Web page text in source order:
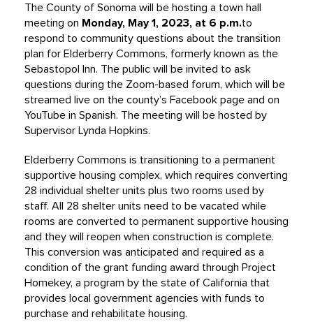
The County of Sonoma will be hosting a town hall
meeting on Monday, May 1, 2023, at 6 p.m.to
respond to community questions about the transition
plan for Elderberry Commons, formerly known as the
Sebastopol Inn. The public will be invited to ask
questions during the Zoom-based forum, which will be
streamed live on the county’s Facebook page and on
YouTube in Spanish. The meeting will be hosted by
Supervisor Lynda Hopkins.
Elderberry Commons is transitioning to a permanent
supportive housing complex, which requires converting
28 individual shelter units plus two rooms used by
staff. All 28 shelter units need to be vacated while
rooms are converted to permanent supportive housing
and they will reopen when construction is complete.
This conversion was anticipated and required as a
condition of the grant funding award through Project
Homekey, a program by the state of California that
provides local government agencies with funds to
purchase and rehabilitate housing.